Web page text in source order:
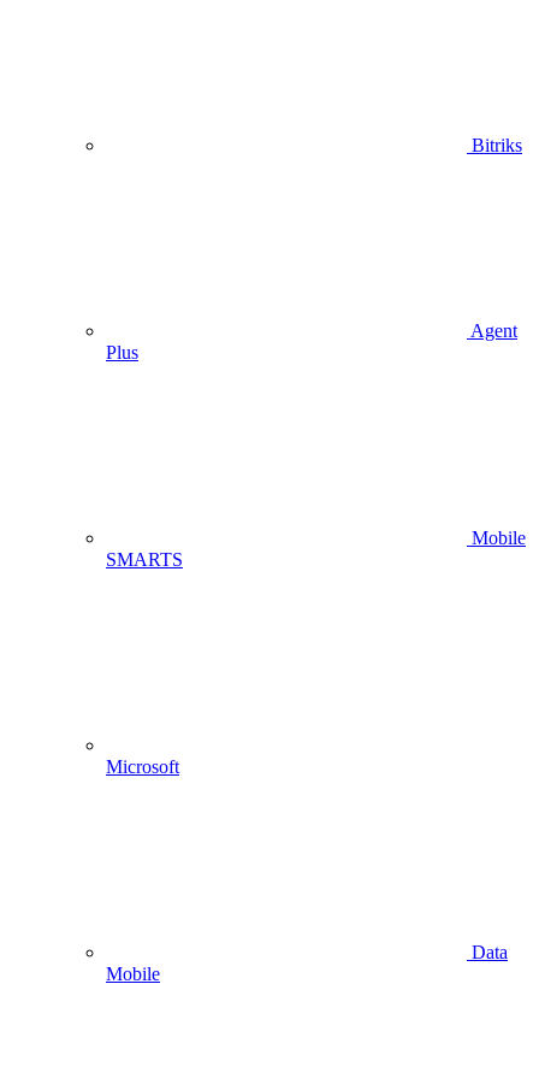
Bitriks
Agent
Plus
Mobile
SMARTS
Microsoft
Data
Mobile